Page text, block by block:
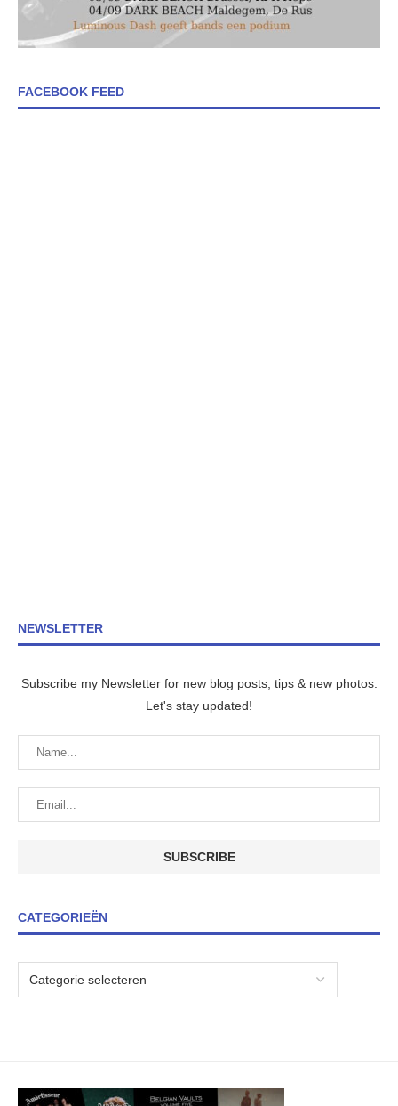
FACEBOOK FEED
NEWSLETTER
Subscribe my Newsletter for new blog posts, tips & new photos.
Let's stay updated!
CATEGORIEËN